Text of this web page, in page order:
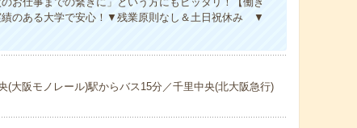
のある大学で安心！▼残業原則なし＆土日祝休み ▼
(大阪モノレール)駅からバス15分／千里中央(北大阪急行)